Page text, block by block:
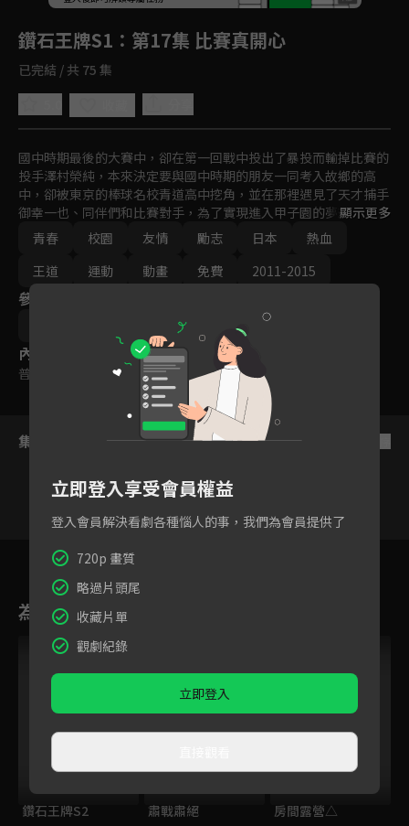
鑽石王牌S1 ：第17集 比賽真開心
已完結 / 共 75 集
國中時期最後的大賽中，卻在第一回戰中投出了暴投而輸掉比賽的
投手澤村榮純，本來決定要與國中時期的朋友一同考入故鄉的高
中，卻被東京的棒球名校青道高中挖角，並在那裡遇見了天才捕手
御幸一也、同伴們和比賽對手，為了實現進入甲子園的夢想澤村榮
純下定決心加強鍛鍊，努力達到自己的目標。
顯示更多
青春
校園 友情 勵志 日本
熱血
王道
運動 動畫 免費 2011-2015
參與演員
內容標籤
普遍級
集數列表
15 16
為您推薦
鑽石王牌S2 肅戰肅絕 房間露營△
立即登入享受會員權益
登入會員解決看劇各種惱人的事，我們為會員提供了
720p 畫質
略過片頭尾
收藏片單
觀劇紀錄
立即登入